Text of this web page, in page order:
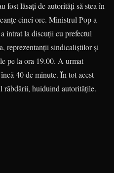
fost lăsați de autorități să stea în
cinci ore. Ministrul Pop a
intrat la discuții cu prefectul
reprezentanții sindicaliștilor și
pe la ora 19.00. A urmat
40 de minute. În tot acest
răbdării, huiduind autoritățile.